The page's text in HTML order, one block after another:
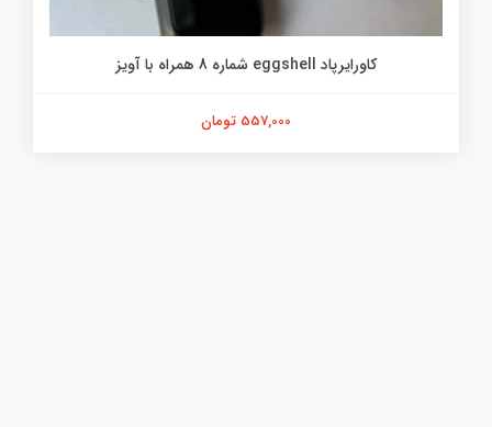
کاورایرپاد eggshell شماره 8 همراه با آویز
557,000 تومان